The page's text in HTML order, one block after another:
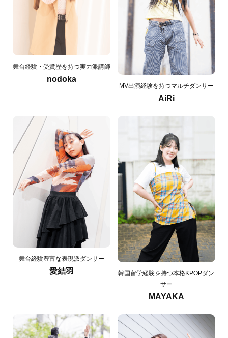
舞台経験・受賞歴を持つ実力派講師
nodoka
MV出演経験を持つマルチダンサー
AiRi
舞台経験豊富な表現派ダンサー
愛結羽
韓国留学経験を持つ本格KPOPダン
サー
MAYAKA